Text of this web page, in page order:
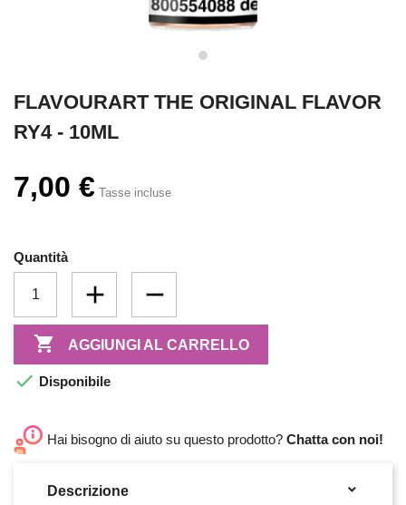
FLAVOURART THE ORIGINAL FLAVOR
RY4 - 10ML
7,00 € Tasse incluse
Quantità
 AGGIUNGI AL CARRELLO
 Disponibile
Hai bisogno di aiuto su questo prodotto? Chatta con noi!
Descrizione 